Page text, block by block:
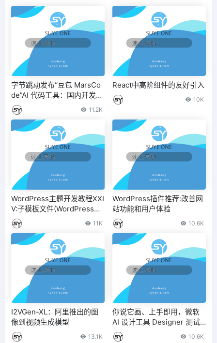
字节跳动发布“豆包 MarsCo
de”AI 代码工具：国内开发者
免费 – IT之家
11.2K
React中高阶组件的友好引入
10K
WordPress主题开发教程XXI
V:子模板文件(WordPress博
客主题模板)
11K
WordPress插件推荐:改善网
站功能和用户体验
10.6K
I2VGen-XL：阿里推出的图
像到视频生成模型
13.1K
你说它画、上手即用，微软
AI 设计工具 Designer 测试
定制贺卡功能
10.6K